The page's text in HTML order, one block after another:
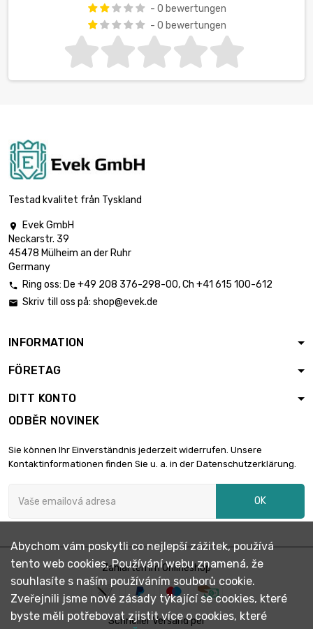
- 0 bewertungen
- 0 bewertungen
Testad kvalitet från Tyskland

Evek GmbH
Neckarstr. 39
45478 Mülheim an der Ruhr
Germany
 Ring oss: De +49 208 376-298-00, Ch +41 615 100-612
 Skriv till oss på: shop@evek.de
INFORMATION
FÖRETAG
DITT KONTO
ODBĚR NOVINEK
Sie können Ihr Einverständnis jederzeit widerrufen. Unsere
Kontaktinformationen finden Sie u. a. in der Datenschutzerklärung.
OK
Zahlarten im Onlineshop
Schneller Versand per
Abychom vám poskytli co nejlepší zážitek, používá
tento web cookies. Používání webu znamená, že
souhlasíte s naším používáním souborů cookie.
Zveřejnili jsme nové zásady týkající se cookies, které
byste měli potřebovat zjistit více o cookies, které